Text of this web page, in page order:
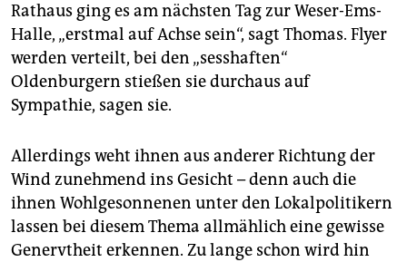
Rathaus ging es am nächsten Tag zur Weser-Ems-
Halle, „erstmal auf Achse sein“, sagt Thomas. Flyer
werden verteilt, bei den „sesshaften“
Oldenburgern stießen sie durchaus auf
Sympathie, sagen sie.
Allerdings weht ihnen aus anderer Richtung der
Wind zunehmend ins Gesicht – denn auch die
ihnen Wohlgesonnenen unter den Lokalpolitikern
lassen bei diesem Thema allmählich eine gewisse
Genervtheit erkennen. Zu lange schon wird hin